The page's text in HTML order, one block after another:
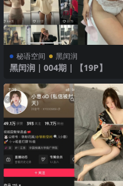
秘语空间 黑闰润
黑闰润｜004期｜【19P】